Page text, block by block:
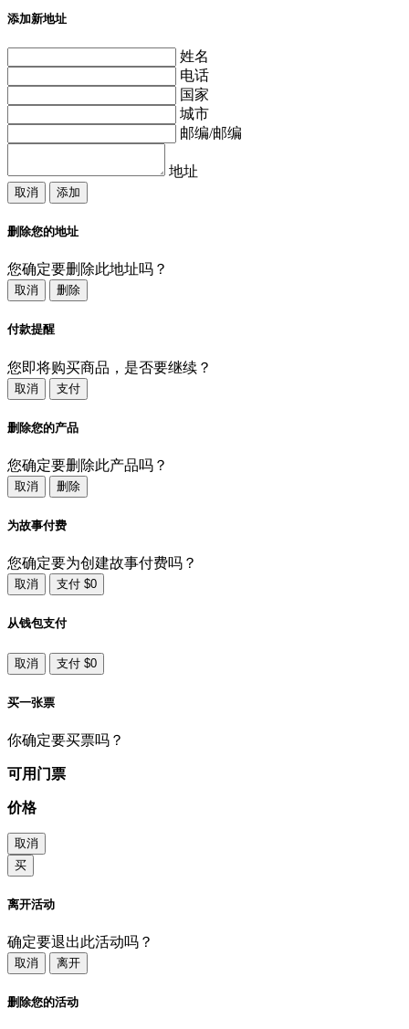
添加新地址
姓名
电话
国家
城市
邮编/邮编
地址
取消 添加
删除您的地址
您确定要删除此地址吗？
取消 删除
付款提醒
您即将购买商品，是否要继续？
取消 支付
删除您的产品
您确定要删除此产品吗？
取消 删除
为故事付费
您确定要为创建故事付费吗？
取消 支付 $0
从钱包支付
取消 支付 $0
买一张票
你确定要买票吗？
可用门票
价格
取消
买
离开活动
确定要退出此活动吗？
取消 离开
删除您的活动